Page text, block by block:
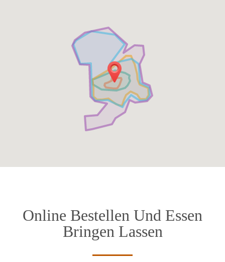
Online Bestellen Und Essen
Bringen Lassen